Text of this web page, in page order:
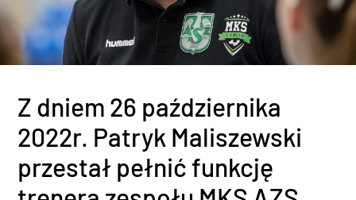
Z dniem 26 października
2022r. Patryk Maliszewski
przestał pełnić funkcję